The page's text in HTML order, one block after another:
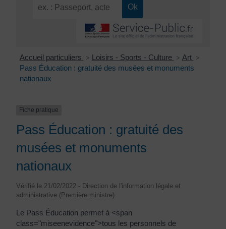
Accueil particuliers > Loisirs - Sports - Culture > Art >
Pass Éducation : gratuité des musées et monuments
nationaux
Fiche pratique
Pass Éducation : gratuité des
musées et monuments
nationaux
Vérifié le 21/02/2022 - Direction de l'information légale et
administrative (Première ministre)
Le Pass Éducation permet à <span
class="miseenevidence">tous les personnels de